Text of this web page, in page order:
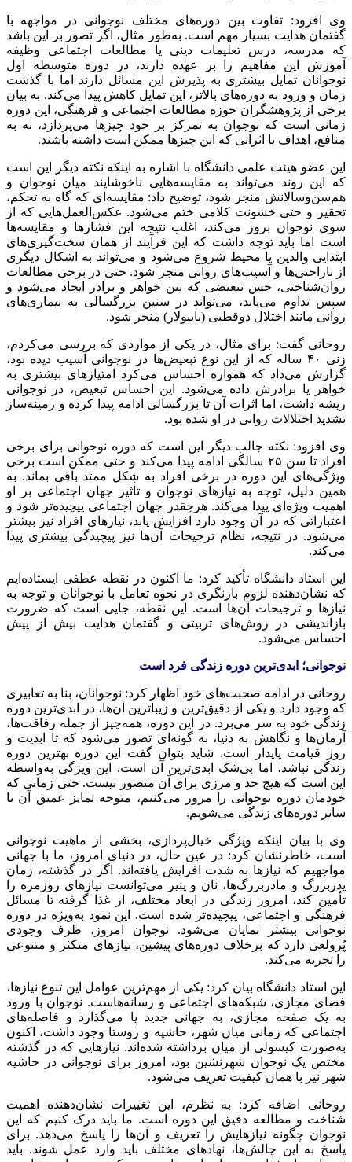
وی افزود: تفاوت بین دوره‌های مختلف نوجوانی در مواجهه با
گفتمان هدایت بسیار مهم است. به‌طور مثال، اگر تصور بر این باشد
که مدرسه، درس تعلیمات دینی یا مطالعات اجتماعی وظیفه
آموزش این مفاهیم را بر عهده دارند، در دوره متوسطه اول
نوجوانان تمایل بیشتری به پذیرش این مسائل دارند اما با گذشت
زمان و ورود به دوره‌های بالاتر، این تمایل کاهش پیدا می‌کند. به بیان
برخی از پژوهشگران حوزه مطالعات اجتماعی و فرهنگی، این دوره
زمانی است که نوجوان به تمرکز بر خود چیزها می‌پردازد، نه به
منافع، اهداف یا اثراتی که این چیزها ممکن است داشته باشند.
این عضو هیئت علمی دانشگاه با اشاره به اینکه نکته دیگر این است
که این روند می‌تواند به مقایسه‌هایی ناخوشایند میان نوجوان و
هم‌سن‌وسالانش منجر شود، توضیح داد: مقایسه‌ای که گاه به تحکم،
تحقیر و حتی خشونت کلامی ختم می‌شود. عکس‌العمل‌هایی که از
سوی نوجوان بروز می‌کند، اغلب نتیجه این فشارها و مقایسه‌ها
است اما باید توجه داشت که این فرآیند از همان سخت‌گیری‌های
ابتدایی والدین یا محیط شروع می‌شود و می‌تواند به اشکال دیگری
از ناراحتی‌ها و آسیب‌های روانی منجر شود. حتی در برخی مطالعات
روان‌شناختی، حس تبعیضی که بین خواهر و برادر ایجاد می‌شود و
سپس تداوم می‌یابد، می‌تواند در سنین بزرگسالی به بیماری‌های
روانی مانند اختلال دوقطبی (بایپولار ) منجر شود.
روحانی گفت: برای مثال، در یکی از مواردی که بررسی می‌کردم،
زنی ۴۰ ساله که از این نوع تبعیض‌ها در نوجوانی آسیب دیده بود،
گزارش می‌داد که همواره احساس می‌کرد امتیازهای بیشتری به
خواهر یا برادرش داده می‌شود. این احساس تبعیض، در نوجوانی
ریشه داشت، اما اثرات آن تا بزرگسالی ادامه پیدا کرده و زمینه‌ساز
تشدید اختلالات روانی در او شده بود.
وی افزود: نکته جالب دیگر این است که دوره نوجوانی برای برخی
افراد تا سن ۲۵ سالگی ادامه پیدا می‌کند و حتی ممکن است برخی
ویژگی‌های این دوره در برخی افراد به شکل ممتد باقی بماند. به
همین دلیل، توجه به نیازهای نوجوان و تأثیر جهان اجتماعی بر او
اهمیت ویژه‌ای پیدا می‌کند. هرچقدر جهان اجتماعی پیچیده‌تر شود و
اعتباراتی که در آن وجود دارد افزایش یابد، نیازهای افراد نیز بیشتر
می‌شود. در نتیجه، نظام ترجیحات آن‌ها نیز پیچیدگی بیشتری پیدا
می‌کند.
این استاد دانشگاه تأکید کرد: ما اکنون در نقطه عطفی ایستاده‌ایم
که نشان‌دهنده لزوم بازنگری در نحوه تعامل با نوجوانان و توجه به
نیازها و ترجیحات آن‌ها است. این نقطه، جایی است که ضرورت
بازاندیشی در روش‌های تربیتی و گفتمان هدایت بیش از پیش
احساس می‌شود.
نوجوانی؛ ابدی‌ترین دوره زندگی فرد است
روحانی در ادامه صحبت‌های خود اظهار کرد: نوجوانان، بنا به تعابیری
که وجود دارد و یکی از دقیق‌ترین و زیباترین آن‌ها، در ابدی‌ترین دوره
زندگی خود به سر می‌برد. در این دوره، همه‌چیز از جمله رفاقت‌ها،
آرمان‌ها و نگاهش به دنیا، به گونه‌ای تصور می‌شود که تا ابدیت و
روز قیامت پایدار است. شاید بتوان گفت این دوره بهترین دوره
زندگی نباشد، اما بی‌شک ابدی‌ترین آن است. این ویژگی به‌واسطه
این است که هیچ حد و مرزی برای آن متصور نیست. حتی زمانی که
خودمان دوره نوجوانی را مرور می‌کنیم، متوجه تمایز عمیق آن با
سایر دوره‌های زندگی می‌شویم.
وی با بیان اینکه ویژگی خیال‌پردازی، بخشی از ماهیت نوجوانی
است، خاطرنشان کرد: در عین حال، در دنیای امروز، ما با جهانی
مواجهیم که نیازها به شدت افزایش یافته‌اند. اگر در گذشته، زمان
پدربزرگ و مادربزرگ‌ها، نان و پنیر می‌توانست نیازهای روزمره را
تأمین کند، امروز زندگی در ابعاد مختلف، از غذا گرفته تا مسائل
فرهنگی و اجتماعی، پیچیده‌تر شده است. این نمود به‌ویژه در دوره
نوجوانی بیشتر نمایان می‌شود. نوجوان امروز، ظرف وجودی
پُرولعی دارد که برخلاف دوره‌های پیشین، نیازهای متکثر و متنوعی
را تجربه می‌کند.
این استاد دانشگاه بیان کرد: یکی از مهم‌ترین عوامل این تنوع نیازها،
فضای مجازی، شبکه‌های اجتماعی و رسانه‌هاست. نوجوان با ورود
به یک صفحه مجازی، به جهانی جدید پا می‌گذارد و فاصله‌های
اجتماعی که زمانی میان شهر، حاشیه و روستا وجود داشت، اکنون
به‌صورت کپسولی از میان برداشته شده‌اند. نیازهایی که در گذشته
مختص یک نوجوان شهرنشین بود، امروز برای نوجوانی در حاشیه
شهر نیز با همان کیفیت تعریف می‌شود.
روحانی اضافه کرد: به نظرم، این تغییرات نشان‌دهنده اهمیت
شناخت و مطالعه دقیق این دوره است. ما باید درک کنیم که این
نوجوان چگونه نیازهایش را تعریف و آن‌ها را پاسخ می‌دهد. برای
پاسخ به این چالش‌ها، نهادهای مختلف باید وارد عمل شوند. باید